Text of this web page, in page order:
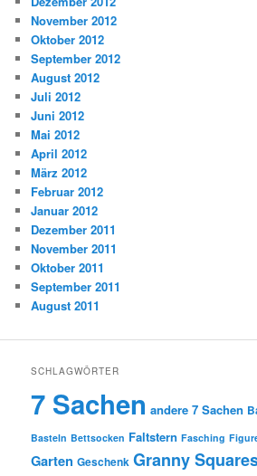
November 2012
Oktober 2012
September 2012
August 2012
Juli 2012
Juni 2012
Mai 2012
April 2012
März 2012
Februar 2012
Januar 2012
Dezember 2011
November 2011
Oktober 2011
September 2011
August 2011
SCHLAGWÖRTER
7 Sachen andere 7 Sachen
Basteln Bettsocken Faltstern Fasching
Garten Geschenk Granny